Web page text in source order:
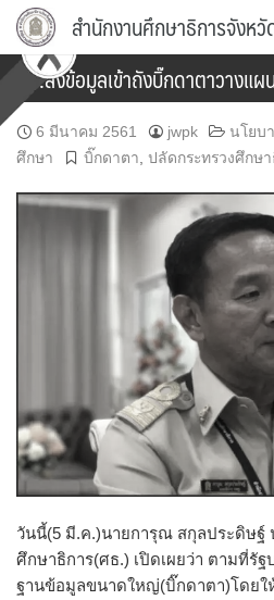
Skip
content
สำนักงานศึกษาธิการจังห
ศธ.ส่งข้อมูลเข้าถังบิ๊กดาตาวางแ
6 มีนาคม 2561 jwpk
นโยบ
ศึกษา
บิ๊กดาตา ปลัดกระทรวงศึกษ
วันนี้(5 มี.ค.)นายการุณ สกุลประดิษฐ์
ศึกษาธิการ(ศธ.) เปิดเผยว่า ตามที่รั
ฐานข้อมูลขนาดใหญ่(บิ๊กดาตา)โดยใ